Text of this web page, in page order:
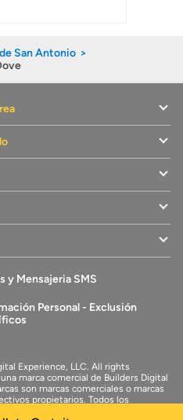
San Antonio
y Mensajeria SMS
Personal - Exclusión
Experience, LLC. All rights
marca comercial de Builders Digital
son marcas comerciales o marcas
propietarios. Todos los